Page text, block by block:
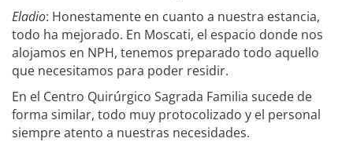
Eladio: Honestamente en cuanto a nuestra estancia,
todo ha mejorado. En Moscati, el espacio donde nos
alojamos en NPH, tenemos preparado todo aquello
que necesitamos para poder residir.
En el Centro Quirúrgico Sagrada Familia sucede de
forma similar, todo muy protocolizado y el personal
siempre atento a nuestras necesidades.